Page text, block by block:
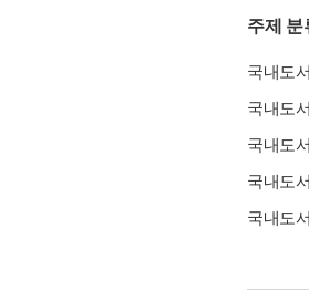
주제 분
국내도
국내도
국내도
국내도
국내도